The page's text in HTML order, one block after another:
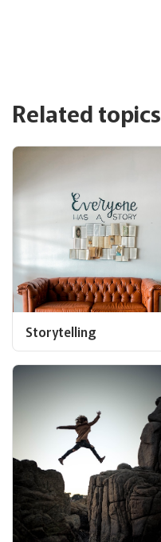
Related topics
Storytelling